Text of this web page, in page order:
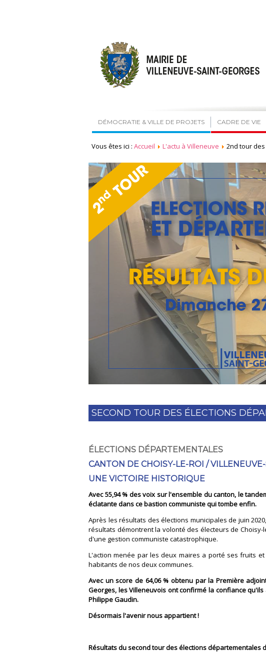
DÉMOCRATIE & VILLE DE PROJETS CADRE DE VIE
Vous êtes ici : Accueil L'actu à Villeneuve 2nd tour
SECOND TOUR DES ÉLECTIONS
ÉLECTIONS DÉPARTEMENTALES
CANTON DE CHOISY-LE-ROI /
UNE VICTOIRE HISTORIQUE
Avec 55,94 % des voix sur l'ensemble du canton, le
éclatante dans ce bastion communiste qui tombe enfin.
Après les résultats des élections municipales de juin
résultats démontrent la volonté des électeurs de
d'une gestion communiste catastrophique.
L'action menée par les deux maires a porté ses fruits
habitants de nos deux communes.
Avec un score de 64,06 % obtenu par la Première
Georges, les Villeneuvois ont confirmé la confiance
Philippe Gaudin.
Désormais l'avenir nous appartient !
Résultats du second tour des élections départementales